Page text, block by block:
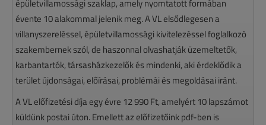
épületvillamossági szaklap, amely nyomtatott formában
évente 10 alakommal jelenik meg. A VL elsődlegesen a
villanyszereléssel, épületvillamossági kivitelezéssel foglalkozó
szakembernek szól, de haszonnal olvashatják üzemeltetők,
karbantartók, társasházkezelők és mindenki, aki érdeklődik a
terület újdonságai, előírásai, problémái és megoldásai iránt.
A VL előfizetési díja egy évre 12 990 Ft, amelyért 10 lapszámot
küldünk postai úton. Emellett az előfizetőink pdf-ben is